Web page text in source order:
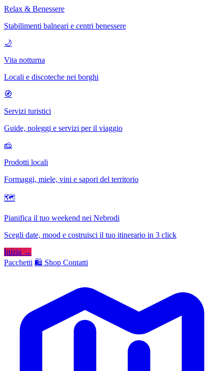
Relax & Benessere
Stabilimenti balneari e centri benessere
🌙
Vita notturna
Locali e discoteche nei borghi
🧭
Servizi turistici
Guide, noleggi e servizi per il viaggio
🧀
Prodotti locali
Formaggi, miele, vini e sapori del territorio
🗺
Pianifica il tuo weekend nei Nebrodi
Scegli date, mood e costruisci il tuo itinerario in 3 click
Inizia →
Pacchetti 🛍️ Shop Contatti